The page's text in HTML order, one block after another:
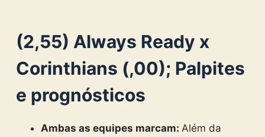
(2,55) Always Ready x
Corinthians (,00); Palpites
e prognósticos
Ambas as equipes marcam: Além da